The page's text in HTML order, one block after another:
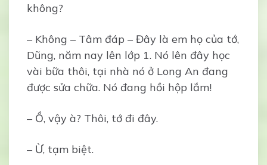
không?
– Không – Tâm đáp – Đây là em họ của tớ,
Dũng, năm nay lên lớp 1. Nó lên đây học
vài bữa thôi, tại nhà nó ở Long An đang
được sửa chữa. Nó đang hồi hộp lắm!
– Ồ, vậy à? Thôi, tớ đi đây.
– Ừ, tạm biệt.